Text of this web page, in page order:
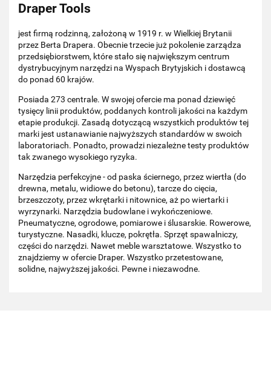
Draper Tools
jest firmą rodzinną, założoną w 1919 r. w Wielkiej Brytanii
przez Berta Drapera. Obecnie trzecie już pokolenie zarządza
przedsiębiorstwem, które stało się największym centrum
dystrybucyjnym narzędzi na Wyspach Brytyjskich i dostawcą
do ponad 60 krajów.
Posiada 273 centrale. W swojej ofercie ma ponad dziewięć
tysięcy linii produktów, poddanych kontroli jakości na każdym
etapie produkcji. Zasadą dotyczącą wszystkich produktów tej
marki jest ustanawianie najwyższych standardów w swoich
laboratoriach. Ponadto, prowadzi niezależne testy produktów
tak zwanego wysokiego ryzyka.
Narzędzia perfekcyjne - od paska ściernego, przez wiertła (do
drewna, metalu, widiowe do betonu), tarcze do cięcia,
brzeszczoty, przez wkrętarki i nitownice, aż po wiertarki i
wyrzynarki. Narzędzia budowlane i wykończeniowe.
Pneumatyczne, ogrodowe, pomiarowe i ślusarskie. Rowerowe,
turystyczne. Nasadki, klucze, pokrętła. Sprzęt spawalniczy,
części do narzędzi. Nawet meble warsztatowe. Wszystko to
znajdziemy w ofercie Draper. Wszystko przetestowane,
solidne, najwyższej jakości. Pewne i niezawodne.